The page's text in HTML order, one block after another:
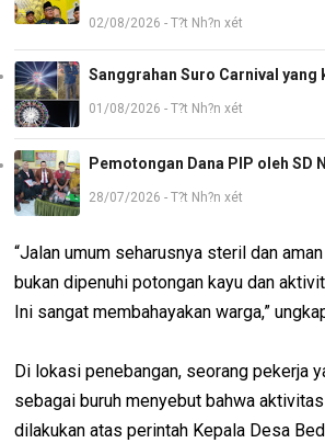
02/08/2026 - T?t Nh?n xét
Sanggrahan Suro Carnival yang
01/08/2026 - T?t Nh?n xét
Pemotongan Dana PIP oleh SD
28/07/2026 - T?t Nh?n xét
“Jalan umum seharusnya steril dan
bukan dipenuhi potongan kayu dan
Ini sangat membahayakan warga,”
Di lokasi penebangan, seorang pekerja
sebagai buruh menyebut bahwa
dilakukan atas perintah Kepala Desa